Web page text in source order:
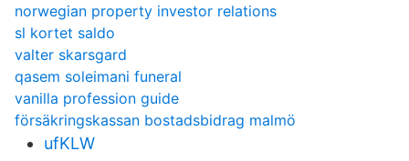
norwegian property investor relations
sl kortet saldo
valter skarsgard
qasem soleimani funeral
vanilla profession guide
försäkringskassan bostadsbidrag malmö
ufKLW